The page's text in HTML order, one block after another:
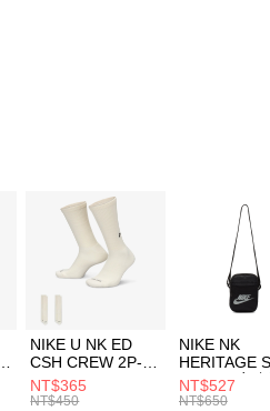
NIKE U NK ED
CSH CREW 2P-
144 EMBRDY 男
女 短統襪
NT$365
NT$450
NIKE NK
HERITAGE S
SMIT 男女 側
BA5871010
NT$527
NT$650